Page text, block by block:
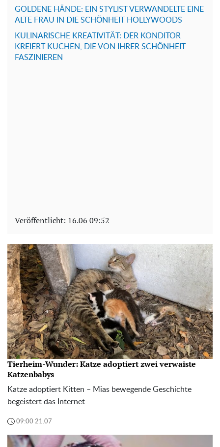
GOLDENE HÄNDE: EIN STYLIST VERWANDELTE EINE
ALTE FRAU IN DIE SCHÖNHEIT HOLLYWOODS
KULINARISCHE KREATIVITÄT: DER KONDITOR
KREIERT KUCHEN, DIE VON IHRER SCHÖNHEIT
FASZINIEREN
Veröffentlicht: 16.06 09:52
Tierheim-Wunder: Katze adoptiert zwei verwaiste
Katzenbabys
Katze adoptiert Kitten – Mias bewegende Geschichte
begeistert das Internet
09:00 21.07